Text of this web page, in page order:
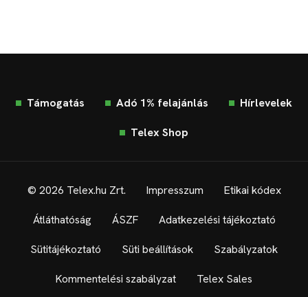
Támogatás Adó 1% felajánlás Hírlevelek
Telex Shop
© 2026 Telex.hu Zrt. Impresszum Etikai kódex
Átláthatóság ÁSZF Adatkezelési tájékoztató
Sütitájékoztató Süti beállítások Szabályzatok
Kommentelési szabályzat Telex Sales